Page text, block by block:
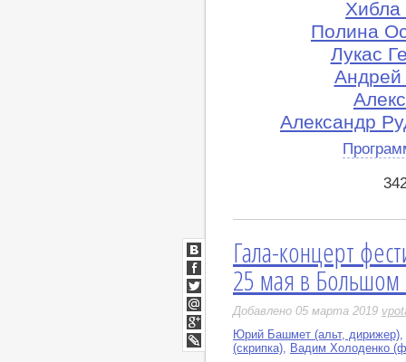
Хибла
Полина
Лукас
Андрей
Александр
Гала-концерт
25 мая в Большом
Добавлено 05 марта 2019
Юрий Башмет (альт, дирижер),
(скрипка), Вадим Холоденко
ВКонтакте
Facebook
Twitter
Мой
Мир
Google+
LiveJournal